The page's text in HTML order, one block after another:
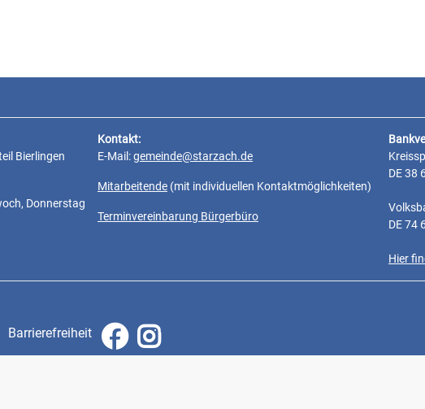
Bierlingen
Donnerstag
Kontakt:
E-Mail:gemeinde@starzach.de
Mitarbeitende (mit individuellen Kontaktmöglichkeiten)
Terminvereinbarung Bürgerbüro
DE 38
DE 74
Hier
Barrierefreiheit